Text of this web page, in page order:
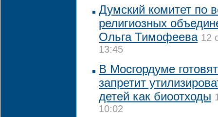
Думский комитет по
религиозных
Ольга Тимофеева 12
13:45
В Мосгордуме
запретит
детей как биоотходы
10:02